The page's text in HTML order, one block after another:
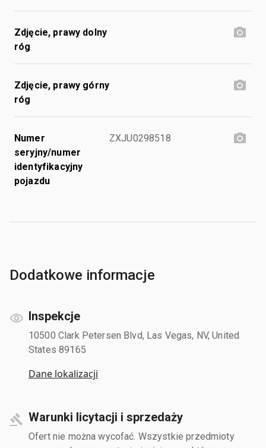
Zdjęcie, prawy dolny
róg
Zdjęcie, prawy górny
róg
Numer
seryjny/numer
identyfikacyjny
pojazdu
ZXJU0298518
Dodatkowe informacje
Inspekcje
10500 Clark Petersen Blvd, Las Vegas, NV, United
States 89165
Dane lokalizacji
Warunki licytacji i sprzedaży
Ofert nie można wycofać. Wszystkie przedmioty